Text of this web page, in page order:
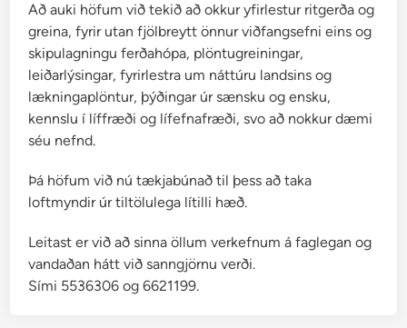
Að auki höfum við tekið að okkur yfirlestur ritgerða og
greina, fyrir utan fjölbreytt önnur viðfangsefni eins og
skipulagningu ferðahópa, plöntugreiningar,
leiðarlýsingar, fyrirlestra um náttúru landsins og
lækningaplöntur, þýðingar úr sænsku og ensku,
kennslu í líffræði og lífefnafræði, svo að nokkur dæmi
séu nefnd.
Þá höfum við nú tækjabúnað til þess að taka
loftmyndir úr tiltölulega lítilli hæð.
Leitast er við að sinna öllum verkefnum á faglegan og
vandaðan hátt við sanngjörnu verði.
Sími 5536306 og 6621199.